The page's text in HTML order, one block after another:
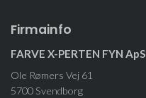
Firmainfo
FARVE X-PERTEN FYN ApS
Ole Rømers Vej 61
5700 Svendborg